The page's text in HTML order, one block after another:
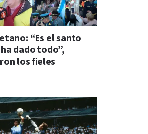
“Es el santo
dado todo”,
los fieles